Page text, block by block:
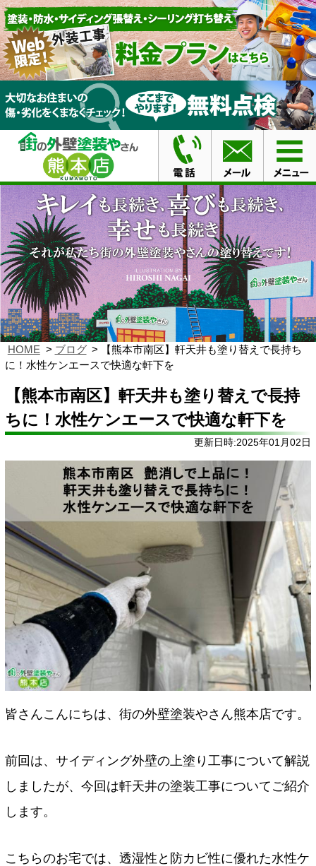
HOME ブログ
【熊本市南区】軒天井も塗り替えで長持ち
に！水性ケンエースで快適な軒下を
【熊本市南区】軒天井も塗り替えで長持
ちに！水性ケンエースで快適な軒下を
更新日時:2025年01月02日
皆さんこんにちは、街の外壁塗装やさん熊本店です。
前回は、サイディング外壁の上塗り工事について解説
しましたが、今回は軒天井の塗装工事についてご紹介
します。
こちらのお宅では、透湿性と防カビ性に優れた水性ケ